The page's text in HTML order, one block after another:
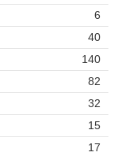
6
40
140
82
32
15
17